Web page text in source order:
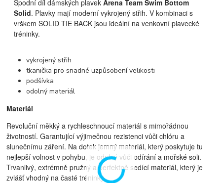
Spodní díl dámských plavekArena Team Swim Bottom
Solid. Plavky mají moderní vykrojený střih. V kombinaci s
vrškem SOLID TIE BACK jsou ideální na venkovní plavecké
tréninky.
vykrojený střih
tkanička pro snadné uzpůsobení velikosti
podšívka
odolný materiál
Materiál
Revoluční měkký a rychleschnoucí materiál s mimořádnou
životností. Garantující výjimečnou rezistenci vůči chlóru a
slunečnímu záření. Na dotek jemný materiál, který poskytuje tu
nejlepší volnost v pohybu, je odolný vůči odírání a mořské soli.
Trvanlivý, extrémně pružný a perfektně sedící materiál, který je
zvlášť vhodný na časté tréninky.